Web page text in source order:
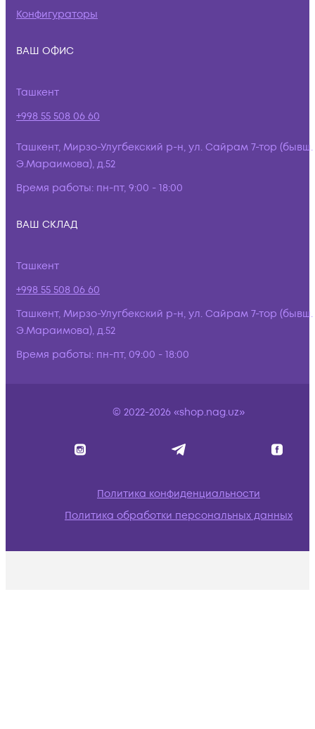
Конфигураторы
ВАШ ОФИС
Ташкент
+998 55 508 06 60
Ташкент, Мирзо-Улугбекский р-н, ул. Сайрам 7-тор (бывш.
Э.Мараимова), д.52
Время работы: пн-пт, 9:00 - 18:00
ВАШ СКЛАД
Ташкент
+998 55 508 06 60
Ташкент, Мирзо-Улугбекский р-н, ул. Сайрам 7-тор (бывш.
Э.Мараимова), д.52
Время работы: пн-пт, 09:00 - 18:00
© 2022-2026 «shop.nag.uz»
Политика конфиденциальности
Политика обработки персональных данных